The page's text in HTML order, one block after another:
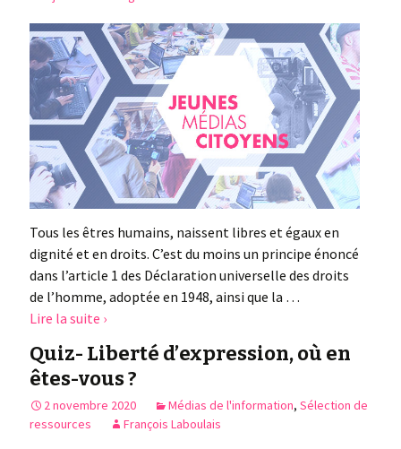
Tous les êtres humains, naissent libres et égaux en
dignité et en droits. C’est du moins un principe énoncé
dans l’article 1 des Déclaration universelle des droits
de l’homme, adoptée en 1948, ainsi que la …
Lire la suite ›
Quiz- Liberté d’expression, où en
êtes-vous ?
2 novembre 2020 Médias de l'information,Sélection de
ressources
François Laboulais